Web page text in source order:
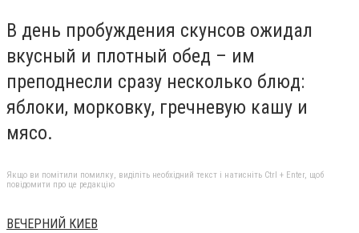
В день пробуждения скунсов ожидал
вкусный и плотный обед – им
преподнесли сразу несколько блюд:
яблоки, морковку, гречневую кашу и
мясо.
Якщо ви помітили помилку, виділіть необхідний текст і натисніть Ctrl + Enter, щоб
повідомити про це редакцію
ВЕЧЕРНИЙ КИЕВ